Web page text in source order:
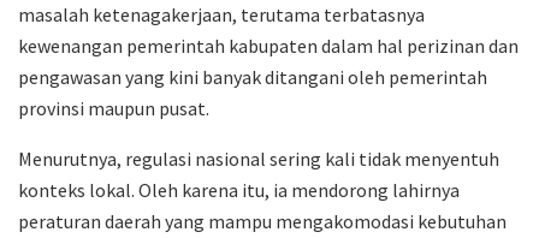
masalah ketenagakerjaan, terutama terbatasnya
kewenangan pemerintah kabupaten dalam hal perizinan dan
pengawasan yang kini banyak ditangani oleh pemerintah
provinsi maupun pusat.
Menurutnya, regulasi nasional sering kali tidak menyentuh
konteks lokal. Oleh karena itu, ia mendorong lahirnya
peraturan daerah yang mampu mengakomodasi kebutuhan